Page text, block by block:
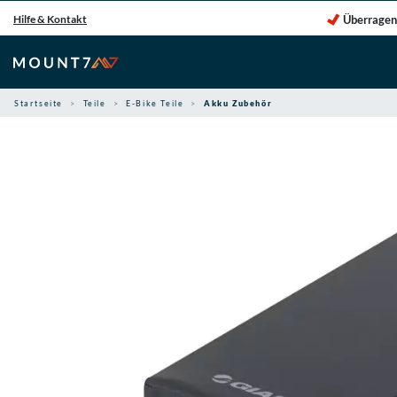
Inhalt
springen
Hilfe & Kontakt
Startseite Teile E-Bike Teile Akku Zubehör